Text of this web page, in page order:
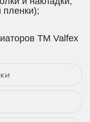
пленки);
TM Valfex